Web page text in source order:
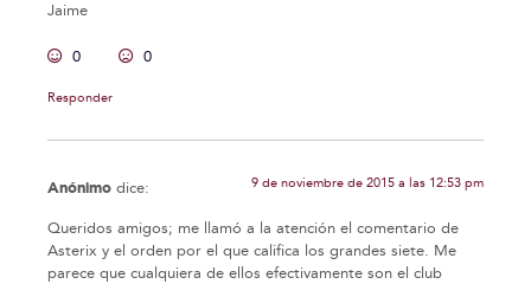
Jaime
0 0
Responder
Anónimo dice: 9 de noviembre de 2015 a las 12:53 pm
Queridos amigos; me llamó a la atención el comentario de
Asterix y el orden por el que califica los grandes siete. Me
parece que cualquiera de ellos efectivamente son el club